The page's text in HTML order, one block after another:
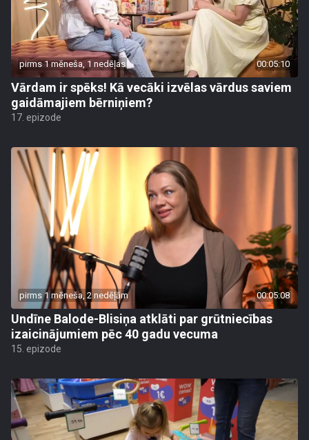
pirms 1 mēneša, 1 nedēļas 00:05:10
Vārdam ir spēks! Kā vecāki izvēlas vārdus saviem
gaidāmajiem bērniņiem?
17. epizode
pirms 1 mēneša, 2 nedēļām 00:05:08
Undīne Balode-Blisiņa atklāti par grūtniecības
izaicinājumiem pēc 40 gadu vecuma
15. epizode